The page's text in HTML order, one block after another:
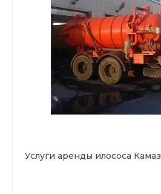
Услуги аренды илососа Камаз